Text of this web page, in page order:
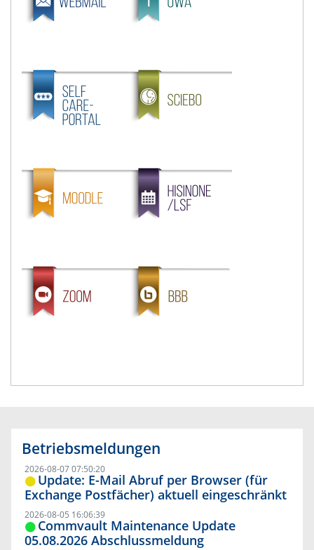
Betriebsmeldungen
2026-08-07 07:50:20
Update: E-Mail Abruf per Browser (für
Exchange Postfächer) aktuell eingeschränkt
2026-08-05 16:06:39
Commvault Maintenance Update
05.08.2026 Abschlussmeldung